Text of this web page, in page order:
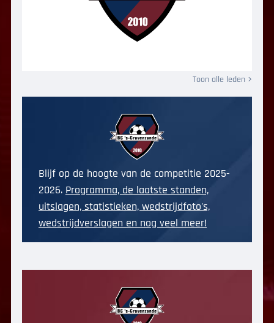
Toon alle leden
Blijf op de hoogte van de competitie 2025-
2026. Programma, de laatste standen,
uitslagen, statistieken, wedstrijdfoto's,
wedstrijdverslagen en nog veel meer!